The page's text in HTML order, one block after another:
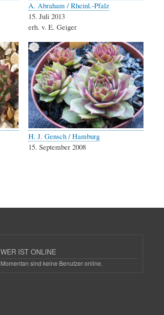
A. Abraham / Rheinl.-Pfalz
15. Juli 2013
erh. v. E. Geiger
H. J. Gensch / Hamburg
15. September 2008
WER IST ONLINE
Momentan sind keine Benutzer online.